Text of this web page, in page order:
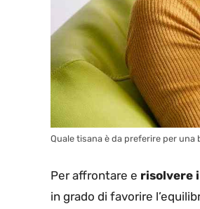
Quale tisana è da preferire per
Per affrontare e risolvere
in grado di favorire